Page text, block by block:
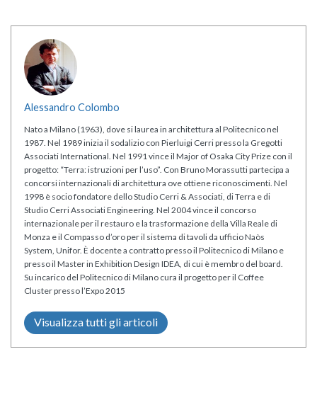
Alessandro Colombo
Nato a Milano (1963), dove si laurea in architettura al Politecnico nel
1987. Nel 1989 inizia il sodalizio con Pierluigi Cerri presso la Gregotti
Associati International. Nel 1991 vince il Major of Osaka City Prize con il
progetto: “Terra: istruzioni per l’uso”. Con Bruno Morassutti partecipa a
concorsi internazionali di architettura ove ottiene riconoscimenti. Nel
1998 è socio fondatore dello Studio Cerri & Associati, di Terra e di
Studio Cerri Associati Engineering. Nel 2004 vince il concorso
internazionale per il restauro e la trasformazione della Villa Reale di
Monza e il Compasso d’oro per il sistema di tavoli da ufficio Naòs
System, Unifor. È docente a contratto presso il Politecnico di Milano e
presso il Master in Exhibition Design IDEA, di cui è membro del board.
Su incarico del Politecnico di Milano cura il progetto per il Coffee
Cluster presso l’Expo 2015
Visualizza tutti gli articoli